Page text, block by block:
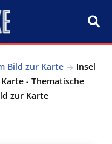
Bild zur Karte
Insel
- Thematische
zur Karte